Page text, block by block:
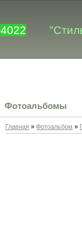
Фотоальбомы
Главная » Фотоальбом »